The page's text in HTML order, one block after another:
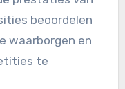
beoordelen
waarborgen en
te